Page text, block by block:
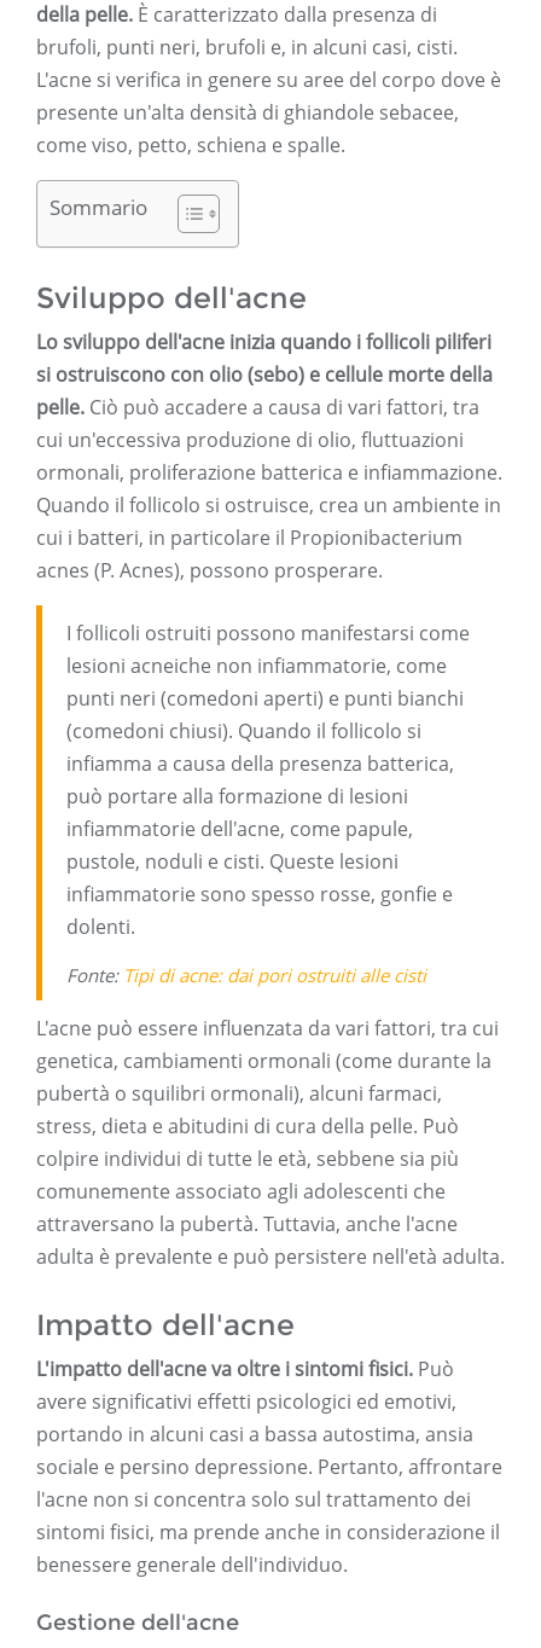
della pelle. È caratterizzato dalla presenza di
brufoli, punti neri, brufoli e, in alcuni casi, cisti.
L'acne si verifica in genere su aree del corpo dove è
presente un'alta densità di ghiandole sebacee,
come viso, petto, schiena e spalle.
Sommario
Sviluppo dell'acne
Lo sviluppo dell'acne inizia quando i follicoli piliferi
si ostruiscono con olio (sebo) e cellule morte della
pelle. Ciò può accadere a causa di vari fattori, tra
cui un'eccessiva produzione di olio, fluttuazioni
ormonali, proliferazione batterica e infiammazione.
Quando il follicolo si ostruisce, crea un ambiente in
cui i batteri, in particolare il Propionibacterium
acnes (P. Acnes), possono prosperare.
I follicoli ostruiti possono manifestarsi come
lesioni acneiche non infiammatorie, come
punti neri (comedoni aperti) e punti bianchi
(comedoni chiusi). Quando il follicolo si
infiamma a causa della presenza batterica,
può portare alla formazione di lesioni
infiammatorie dell'acne, come papule,
pustole, noduli e cisti. Queste lesioni
infiammatorie sono spesso rosse, gonfie e
dolenti.
Fonte: Tipi di acne: dai pori ostruiti alle cisti
L'acne può essere influenzata da vari fattori, tra cui
genetica, cambiamenti ormonali (come durante la
pubertà o squilibri ormonali), alcuni farmaci,
stress, dieta e abitudini di cura della pelle. Può
colpire individui di tutte le età, sebbene sia più
comunemente associato agli adolescenti che
attraversano la pubertà. Tuttavia, anche l'acne
adulta è prevalente e può persistere nell'età adulta.
Impatto dell'acne
L'impatto dell'acne va oltre i sintomi fisici. Può
avere significativi effetti psicologici ed emotivi,
portando in alcuni casi a bassa autostima, ansia
sociale e persino depressione. Pertanto, affrontare
l'acne non si concentra solo sul trattamento dei
sintomi fisici, ma prende anche in considerazione il
benessere generale dell'individuo.
Gestione dell'acne